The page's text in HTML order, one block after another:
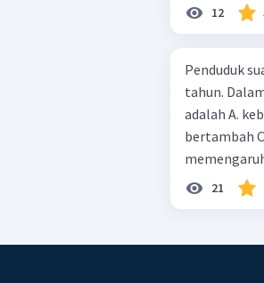
12
Penduduk
tahun.
adalah A.
bertambah
21